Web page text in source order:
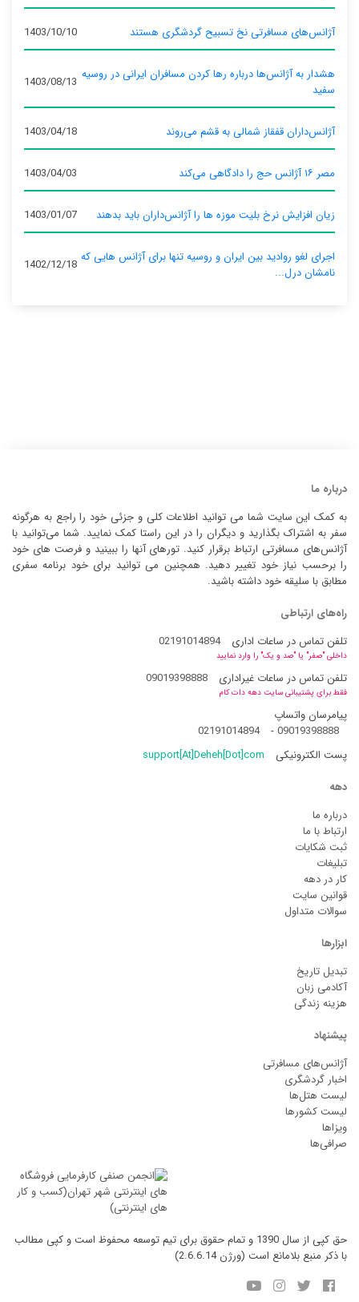
آژانس‌های مسافرتی نخ تسبیح گردشگری هستند 1403/10/10
هشدار به آژانس‌ها درباره رها کردن مسافران ایرانی در روسیه
سفید
1403/08/13
آژانس‌داران قفقاز شمالی به قشم می‌روند 1403/04/18
مصر ۱۶ آژانس حج را دادگاهی می‌کند 1403/04/03
زیان افزایش نرخ بلیت موزه ها را آژانس‌داران باید بدهند 1403/01/07
اجرای لغو روادید بین ایران و روسیه تنها برای آژانس‌ هایی که
نامشان درل...
1402/12/18
درباره ما
به کمک این سایت شما می توانید اطلاعات کلی و جزئی خود را راجع به هرگونه
سفر به اشتراک بگذارید و دیگران را در این راستا کمک نمایید. شما می‌توانید با
آژانس‌های مسافرتی ارتباط برقرار کنید. تورهای آنها را ببینید و فرصت های خود
را برحسب نیاز خود تغییر دهید. همچنین می توانید برای خود برنامه سفری
مطابق با سلیقه خود داشته باشید.
راه‌های ارتباطی
تلفن تماس در ساعات اداری
02191014894
داخلی "صفر" یا "صد و یک" را وارد نمایید
تلفن تماس در ساعات غیراداری 09019398888
فقط برای پشتیبانی سایت دهه دات کام
پیامرسان واتساپ
09019398888
-
02191014894
پست الکترونیکی
support[At]Deheh[Dot]com
دهه
درباره ما
ارتباط با ما
ثبت شکایات
تبلیغات
کار در دهه
قوانین سایت
سوالات متداول
ابزارها
تبدیل تاریخ
آکادمی زبان
هزینه زندگی
پیشنهاد
آژانس‌های مسافرتی
اخبار گردشگری
لیست هتل‌ها
لیست کشورها
ویزاها
صرافی‌ها
حق کپی از سال 1390 و تمام حقوق برای تیم توسعه محفوظ است و کپی مطالب
با ذکر منبع بلامانع است (ورژن 2.6.6.14)